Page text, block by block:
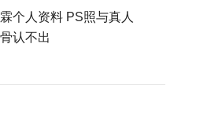
个人资料 PS照与真人
认不出